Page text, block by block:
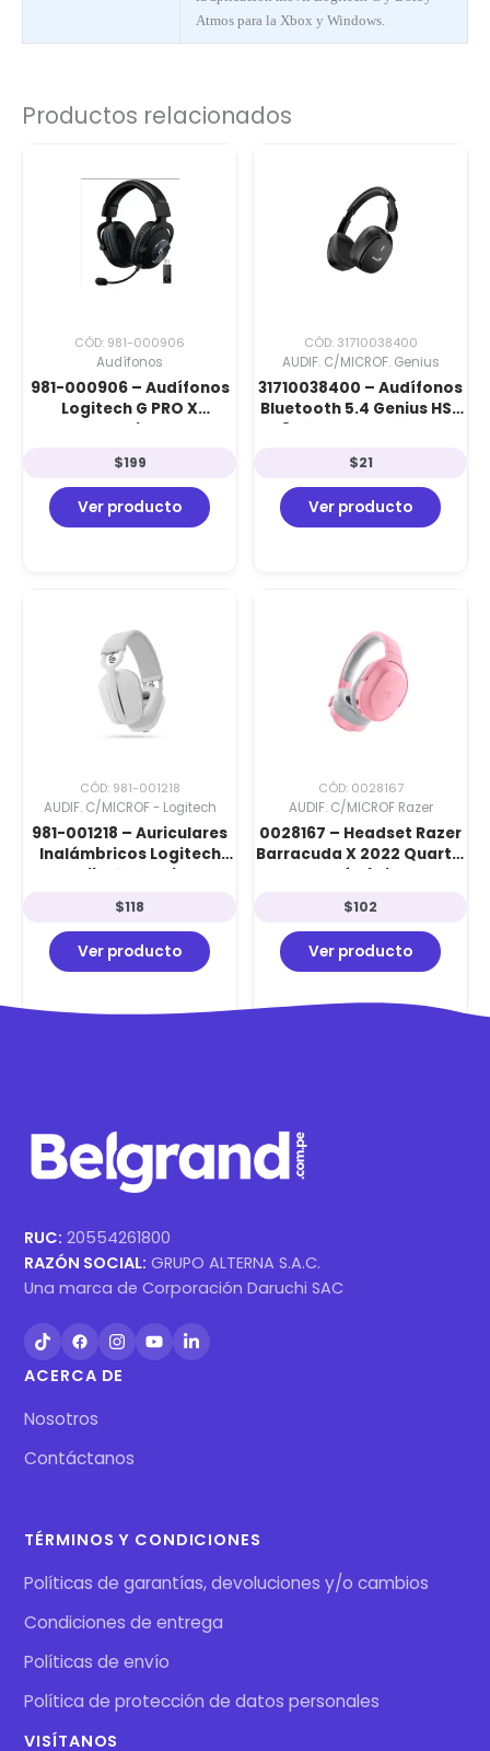
Atmos para la Xbox y Windows.
Productos relacionados
CÓD: 981-000906
Audífonos
981-000906 – Audífonos
Logitech G PRO X
LIGHTSPEED Wireless Black
$199
Ver producto
CÓD: 31710038400
AUDIF. C/MICROF. Genius
31710038400 – Audífonos
Bluetooth 5.4 Genius HS-
820BT Black: 22h de
Carga USB-C
$21
Ver producto
CÓD: 981-001218
AUDIF. C/MICROF - Logitech
981-001218 – Auriculares
Inalámbricos Logitech
Zone Vibe 100 White con
Flip-to-Mute
$118
Ver producto
CÓD: 0028167
AUDIF. C/MICROF Razer
0028167 – Headset Razer
Barracuda X 2022 Quartz:
Inalámbrico
Batería y SmartSwitch
Pink
$102
Ver producto
RUC: 20554261800
RAZÓN SOCIAL: GRUPO ALTERNA S.A.C.
Una marca de Corporación Daruchi SAC
ACERCA DE
Nosotros
Contáctanos
TÉRMINOS Y CONDICIONES
Políticas de garantías, devoluciones y/o cambios
Condiciones de entrega
Políticas de envío
Política de protección de datos personales
VISÍTANOS